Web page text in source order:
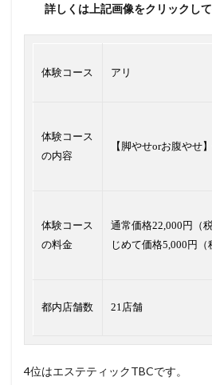
詳しくは上記画像をクリックし
体験コース アリ
体験コース
の内容
【脚やせorお腹やせ
体験コース
の料金
通常価格22,000円（
じめて価格5,000円（
都内店舗数 21店舗
4位はエステティックTBCです。